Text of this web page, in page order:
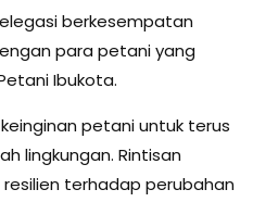
berkesempatan
para petani yang
Ibukota.
petani untuk terus
lingkungan. Rintisan
terhadap perubahan